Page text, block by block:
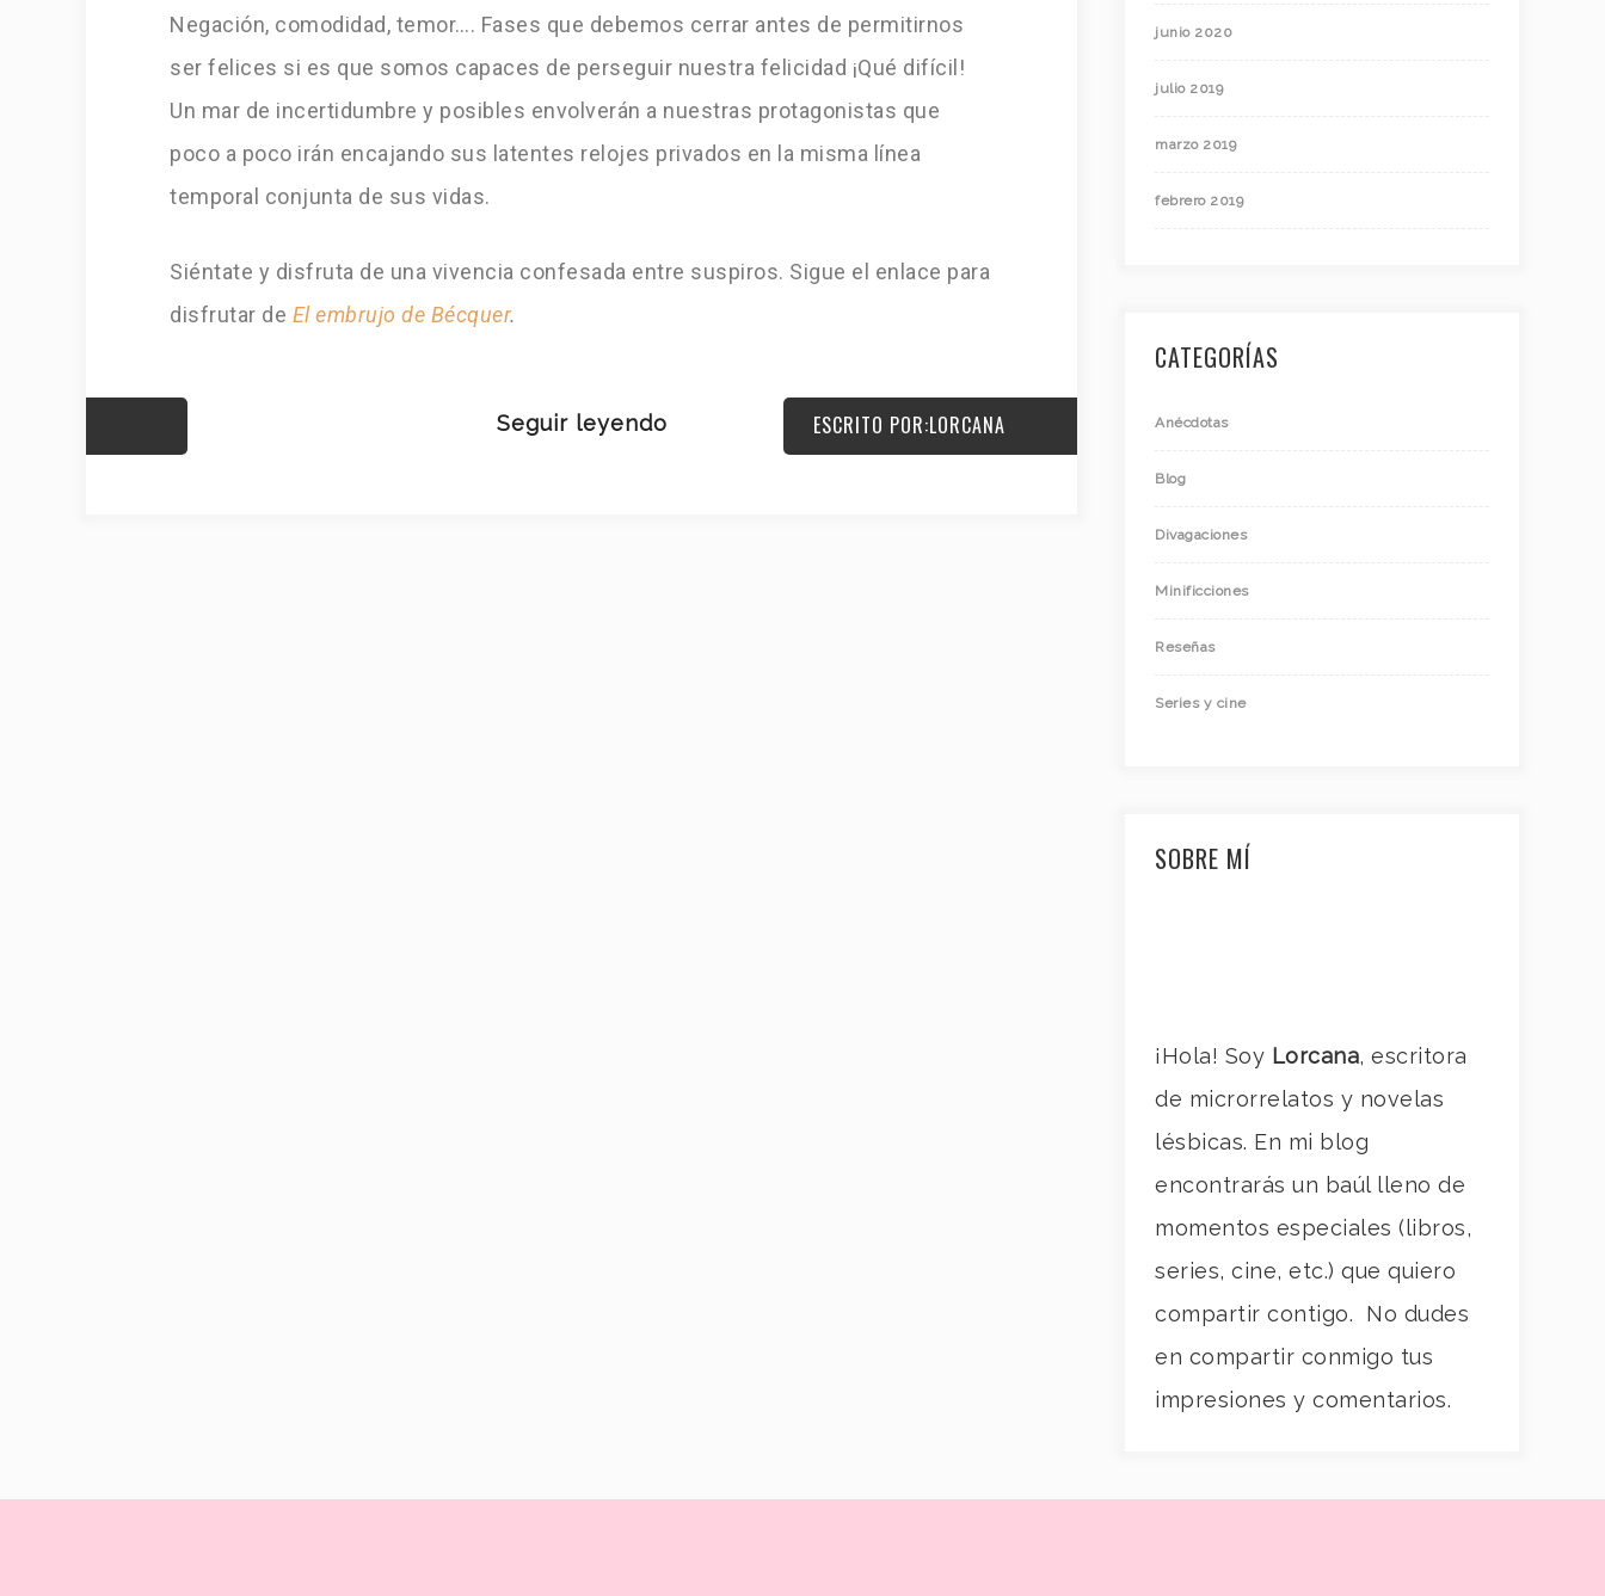
Negación, comodidad, temor…. Fases que debemos cerrar antes de permitirnos
ser felices si es que somos capaces de perseguir nuestra felicidad ¡Qué difícil!
Un mar de incertidumbre y posibles envolverán a nuestras protagonistas que
poco a poco irán encajando sus latentes relojes privados en la misma línea
temporal conjunta de sus vidas.
Siéntate y disfruta de una vivencia confesada entre suspiros. Sigue el enlace para
disfrutar de El embrujo de Bécquer.
Seguir leyendo ESCRITO POR:LORCANA
junio 2020
julio 2019
marzo 2019
febrero 2019
CATEGORÍAS
Anécdotas
Blog
Divagaciones
Minificciones
Reseñas
Series y cine
SOBRE MÍ
¡Hola! Soy Lorcana, escritora
de microrrelatos y novelas
lésbicas. En mi blog
encontrarás un baúl lleno de
momentos especiales (libros,
series, cine, etc.) que quiero
compartir contigo. No dudes
en compartir conmigo tus
impresiones y comentarios.